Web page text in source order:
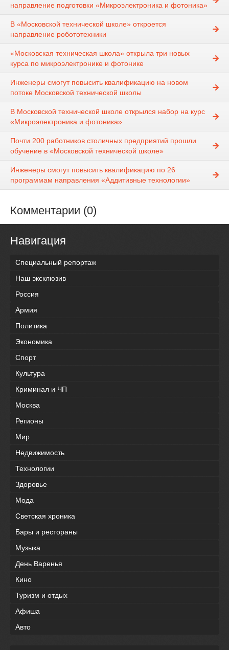
направление подготовки «Микроэлектроника и фотоника»
В «Московской технической школе» откроется
направление робототехники
«Московская техническая школа» открыла три новых
курса по микроэлектронике и фотонике
Инженеры смогут повысить квалификацию на новом
потоке Московской технической школы
В Московской технической школе открылся набор на курс
«Микроэлектроника и фотоника»
Почти 200 работников столичных предприятий прошли
обучение в «Московской технической школе»
Инженеры смогут повысить квалификацию по 26
программам направления «Аддитивные технологии»
Комментарии (0)
Навигация
Специальный репортаж
Наш эксклюзив
Россия
Армия
Политика
Экономика
Спорт
Культура
Криминал и ЧП
Москва
Регионы
Мир
Недвижимость
Технологии
Здоровье
Мода
Светская хроника
Бары и рестораны
Музыка
День Варенья
Кино
Туризм и отдых
Афиша
Авто